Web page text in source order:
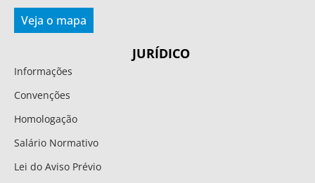
Veja o mapa
JURÍDICO
Informações
Convenções
Homologação
Salário Normativo
Lei do Aviso Prévio